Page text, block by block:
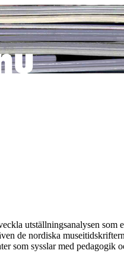
utställningsanalysen
de nordiska
som sysslar med pedagogik